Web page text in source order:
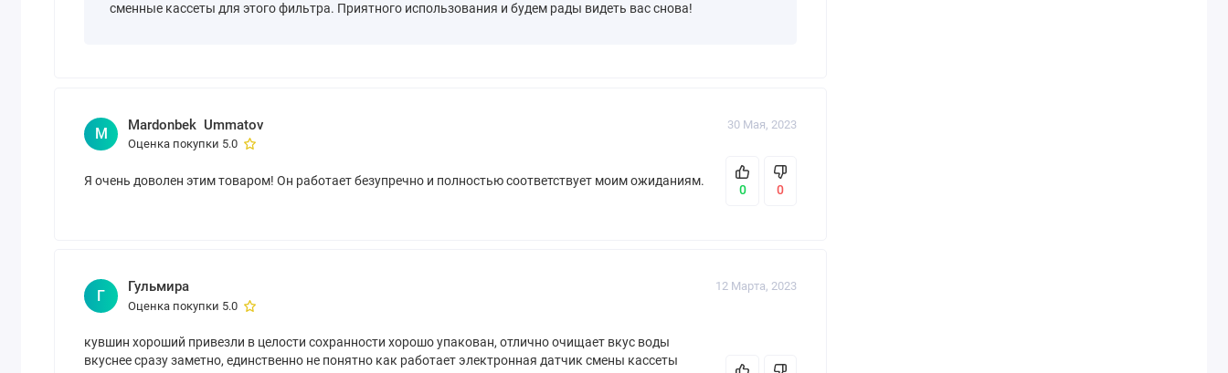
сменные кассеты для этого фильтра. Приятного использования и будем рады видеть вас снова!
M
Mardonbek Ummatov
Оценка покупки 5.0
30 Мая, 2023
Я очень доволен этим товаром! Он работает безупречно и полностью соответствует моим ожиданиям.
0 0
Г
Гульмира
Оценка покупки 5.0
12 Марта, 2023
кувшин хороший привезли в целости сохранности хорошо упакован, отлично очищает вкус воды
вкуснее сразу заметно, единственно не понятно как работает электронная датчик смены кассеты